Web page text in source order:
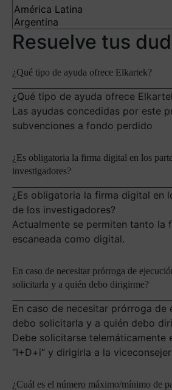
Resuelve tus
¿Qué tipo de ayuda ofrece Elkartek?
¿Qué tipo de ayuda ofrece
Las ayudas concedidas por este
subvenciones a fondo perdido
¿Es obligatoria la firma digital en los
investigadores?
¿Es obligatoria la firma digital en
de los investigadores?
Actualmente se permiten tanto la
escaneada como digital.
En caso de necesitar prórroga de
solicitarla y a quién debo dirigirme?
En caso de necesitar prórroga de
debo solicitarla y a quién debo
Debe solicitarse telemáticamente
“I+D+i” y dirigirla a la
¿Cuál es el número máximo/mínimo de